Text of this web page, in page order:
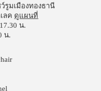
รูมเมืองทองธานี
ลค ดูแผนที่
น.
น.